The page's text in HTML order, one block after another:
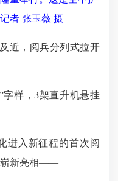
者 张玉薇 摄
近，阅兵分列式拉开
样，3架直升机悬挂
入新征程的首次阅
崭新亮相——